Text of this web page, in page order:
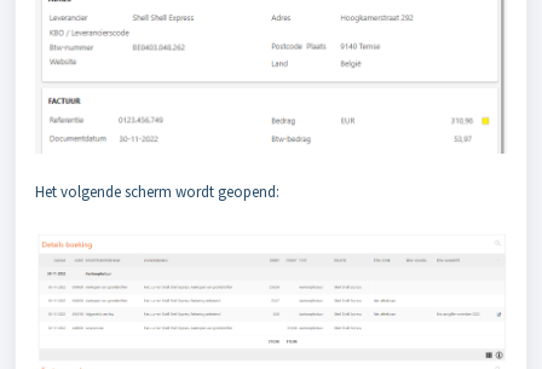
Het volgende scherm wordt geopend: